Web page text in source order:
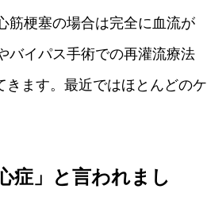
筋梗塞の場合は完全に血流が
バイパス手術での再灌流療法
きます。最近ではほとんどのケ
症」と言われまし